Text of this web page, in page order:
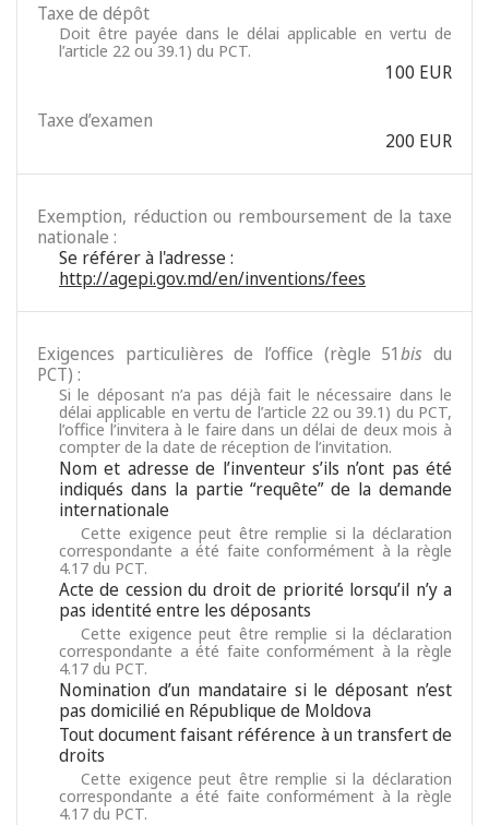
Taxe de dépôt
Doit être payée dans le délai applicable en vertu de
l’article 22 ou 39.1) du PCT.
100 EUR
Taxe d’examen
200 EUR
Exemption, réduction ou remboursement de la taxe
nationale :
Se référer à l'adresse :
http://agepi.gov.md/en/inventions/fees
Exigences particulières de l’office (règle 51bis du
PCT) :
Si le déposant n’a pas déjà fait le nécessaire dans le
délai applicable en vertu de l’article 22 ou 39.1) du PCT,
l’office l’invitera à le faire dans un délai de deux mois à
compter de la date de réception de l’invitation.
Nom et adresse de l’inventeur s’ils n’ont pas été
indiqués dans la partie “requête” de la demande
internationale
Cette exigence peut être remplie si la déclaration
correspondante a été faite conformément à la règle
4.17 du PCT.
Acte de cession du droit de priorité lorsqu’il n’y a
pas identité entre les déposants
Cette exigence peut être remplie si la déclaration
correspondante a été faite conformément à la règle
4.17 du PCT.
Nomination d’un mandataire si le déposant n’est
pas domicilié en République de Moldova
Tout document faisant référence à un transfert de
droits
Cette exigence peut être remplie si la déclaration
correspondante a été faite conformément à la règle
4.17 du PCT.